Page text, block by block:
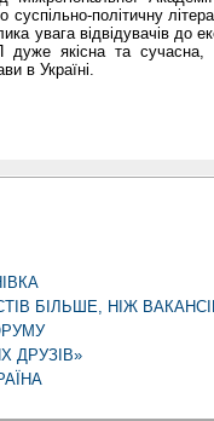
суспільно-політичну
увага відвідувачів до
дуже якісна та
в Україні.
БІЛЬШЕ, НІЖ
ДРУЗІВ»